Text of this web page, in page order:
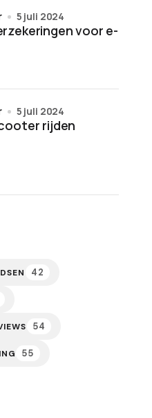
voor e-
5 juli 2024
rijden
5 juli 2024
42
54
55